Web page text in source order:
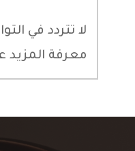
لا تتردد في
معرفة المزيد